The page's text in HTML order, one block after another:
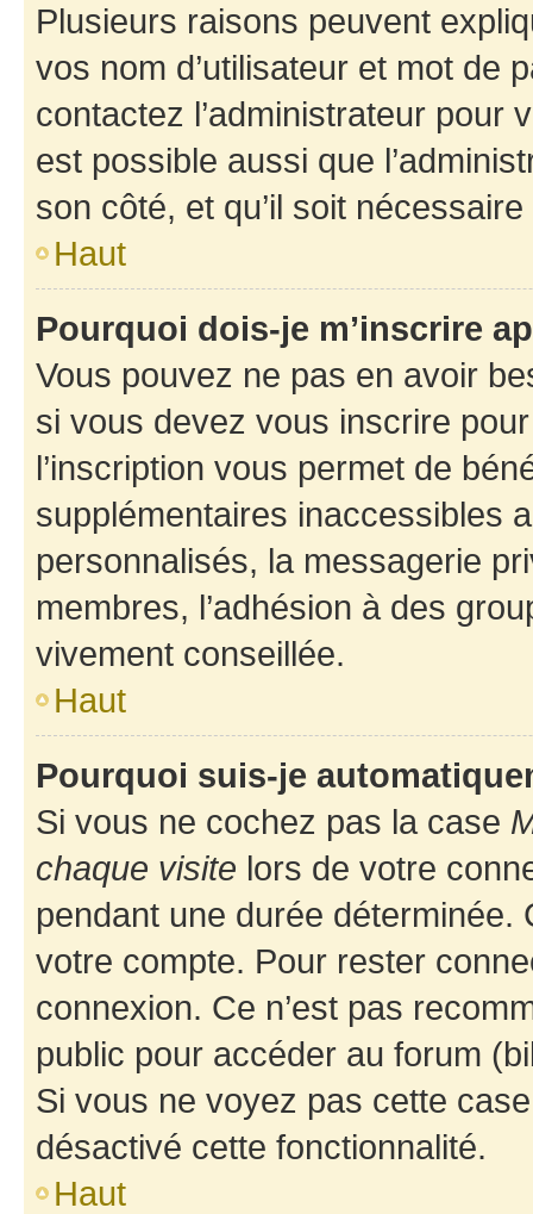
Plusieurs raisons peuvent
vos nom d’utilisateur et mot de
contactez l’administrateur pour
est possible aussi que
son côté, et qu’il soit
Haut
Pourquoi dois-je m’inscrire
Vous pouvez ne pas en avoir
si vous devez vous inscrire
l’inscription vous permet de
supplémentaires inaccessibles
personnalisés, la messagerie
membres, l’adhésion à des
vivement conseillée.
Haut
Pourquoi suis-je
Si vous ne cochez pas la case
chaque visite lors de votre
pendant une durée déterminée.
votre compte. Pour rester
connexion. Ce n’est pas
public pour accéder au forum
Si vous ne voyez pas cette
désactivé cette fonctionnalité.
Haut